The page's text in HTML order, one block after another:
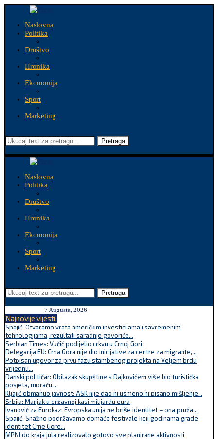
Naslovna
Politika
Društvo
Hronika
Ekonomija
Sport
Marketing
Pretraga
Naslovna
Politika
Društvo
Hronika
Ekonomija
Sport
Marketing
Pretraga
7 Augusta, 2026
Najnovije vijesti:
Spajić: Otvaramo vrata američkim investicijama i savremenim
tehnologijama, rezultati saradnje govoriće...
Serbian Times: Vučić podijelio crkvu u Crnoj Gori
Delegacija EU: Crna Gora nije dio inicijative za centre za migrante,...
Potpisan ugovor za prvu fazu stambenog projekta na Veljem brdu
vrijednu...
Danski političar: Obilazak skupštine s Dajkovićem više bio turistička
posjeta, moraću...
Kljajić obmanuo javnost: ASK nije dao ni usmeno ni pisano mišljenje...
Srbija: Manjak u državnoj kasi milijardu eura
Ivanović za Eurokaz: Evropska unija ne briše identitet – ona pruža...
Spajić: Snažno podržavamo domaće festivale koji godinama grade
identitet Crne Gore...
MPNI do kraja jula realizovalo gotovo sve planirane aktivnosti